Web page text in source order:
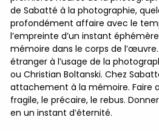
de Sabatté à la photographie,
profondément affaire avec le
l’empreinte d’un instant
mémoire dans le corps de l’œuvre.
étranger à l’usage de la
ou Christian Boltanski. Chez
attachement à la mémoire. Faire
fragile, le précaire, le rebus.
en un instant d’éternité.